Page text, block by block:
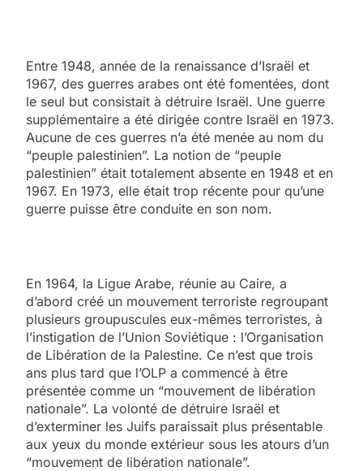
Entre 1948, année de la renaissance d’Israël et
1967, des guerres arabes ont été fomentées, dont
le seul but consistait à détruire Israël. Une guerre
supplémentaire a été dirigée contre Israël en 1973.
Aucune de ces guerres n’a été menée au nom du
“peuple palestinien”. La notion de “peuple
palestinien” était totalement absente en 1948 et en
1967. En 1973, elle était trop récente pour qu’une
guerre puisse être conduite en son nom.
En 1964, la Ligue Arabe, réunie au Caire, a
d’abord créé un mouvement terroriste regroupant
plusieurs groupuscules eux-mêmes terroristes, à
l’instigation de l’Union Soviétique : l’Organisation
de Libération de la Palestine. Ce n’est que trois
ans plus tard que l’OLP a commencé à être
présentée comme un “mouvement de libération
nationale”. La volonté de détruire Israël et
d’exterminer les Juifs paraissait plus présentable
aux yeux du monde extérieur sous les atours d’un
“mouvement de libération nationale”.